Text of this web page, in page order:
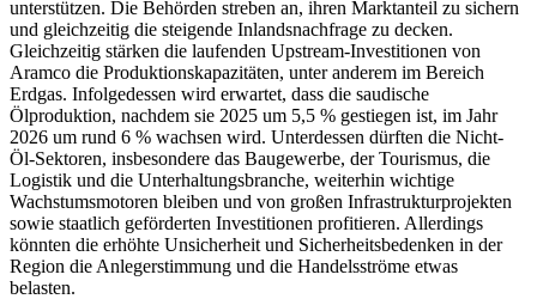
unterstützen. Die Behörden streben an, ihren Marktanteil zu sichern
und gleichzeitig die steigende Inlandsnachfrage zu decken.
Gleichzeitig stärken die laufenden Upstream-Investitionen von
Aramco die Produktionskapazitäten, unter anderem im Bereich
Erdgas. Infolgedessen wird erwartet, dass die saudische
Ölproduktion, nachdem sie 2025 um 5,5 % gestiegen ist, im Jahr
2026 um rund 6 % wachsen wird. Unterdessen dürften die Nicht-
Öl-Sektoren, insbesondere das Baugewerbe, der Tourismus, die
Logistik und die Unterhaltungsbranche, weiterhin wichtige
Wachstumsmotoren bleiben und von großen Infrastrukturprojekten
sowie staatlich geförderten Investitionen profitieren. Allerdings
könnten die erhöhte Unsicherheit und Sicherheitsbedenken in der
Region die Anlegerstimmung und die Handelsströme etwas
belasten.